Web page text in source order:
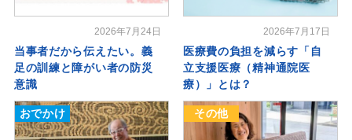
2026年7月24日
当事者だから伝えたい。義
足の訓練と障がい者の防災
意識
2026年7月17日
医療費の負担を減らす「自
立支援医療（精神通院医
療）」とは？
おでかけ その他